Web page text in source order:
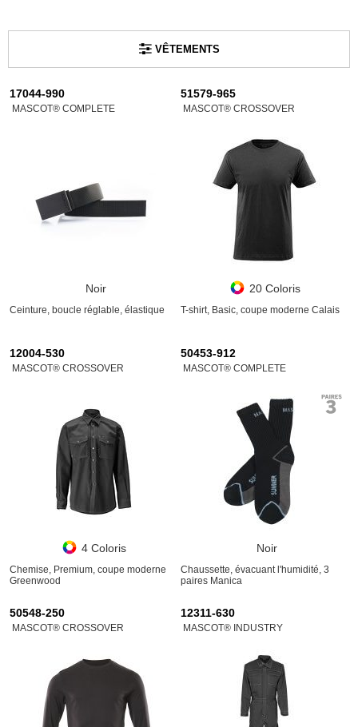
VÊTEMENTS
17044-990
MASCOT® COMPLETE
Noir
Ceinture, boucle réglable, élastique
51579-965
MASCOT® CROSSOVER
20 Coloris
T-shirt, Basic, coupe moderne Calais
12004-530
MASCOT® CROSSOVER
4 Coloris
Chemise, Premium, coupe moderne
Greenwood
50453-912
MASCOT® COMPLETE
Noir
Chaussette, évacuant l'humidité, 3
paires Manica
50548-250
MASCOT® CROSSOVER
12311-630
MASCOT® INDUSTRY